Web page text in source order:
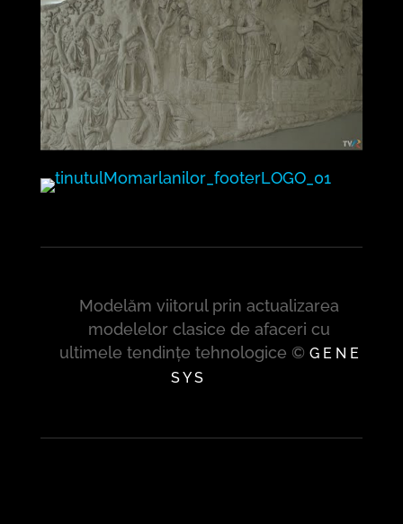
Modelăm viitorul prin actualizarea
modelelor clasice de afaceri cu
ultimele tendințe tehnologice ©G E N E
S Y S